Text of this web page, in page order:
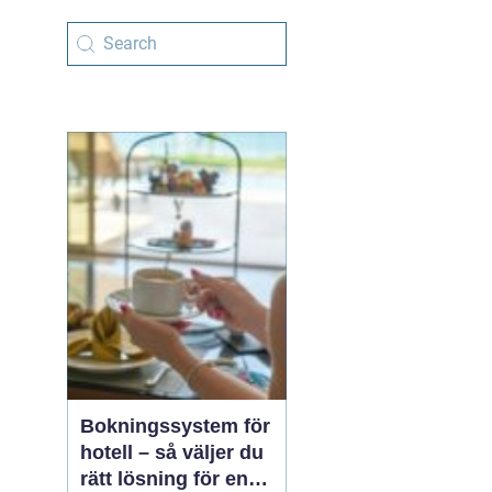
Bokningssystem för
hotell – så väljer du
rätt lösning för en